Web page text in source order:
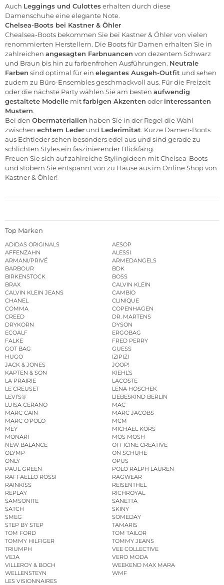
Auch Leggings und Culotteserhalten durch diese
Damenschuheeine elegante Note.
Chelsea-Boots bei Kastner & Öhler
Chealsea-Boots bekommen Sie bei Kastner & Öhlervon vielen
renommierten Herstellern. Die Boots für Damen erhalten Sie in
zahlreichen angesagten Farbnuancen von dezentem Schwarz
und Braun bis hin zu farbenfrohen Ausführungen. Neutrale
Farben sind optimal für ein elegantes Ausgeh-Outfit und sehen
zudem zu Büro-Ensembles geschmackvoll aus. Für die Freizeit
oder die nächste Party wählen Sie am besten aufwendig
gestaltete Modelle mitfarbigen Akzenten oder interessanten
Mustern.
Bei den Obermaterialien haben Sie in der Regel die Wahl
zwischen echtem Leder und Lederimitat. Kurze Damen-Boots
aus Echtleder sehen besonders edel aus und sind gerade zu
schlichten Styles ein faszinierender Blickfang.
Freuen Sie sich auf zahlreiche Stylingideen mit Chelsea-Boots
und stöbern Sie entspannt von zu Hause aus im Online Shop von
Kastner & Öhler!
Top Marken
ADIDAS ORIGINALS
AESOP
AFFENZAHN
ALESSI
ARMANI/PRIVÉ
ARMEDANGELS
BARBOUR
BDK
BIRKENSTOCK
BOSS
BRAX
CALVIN KLEIN
CALVIN KLEIN JEANS
CAMBIO
CHANEL
CLINIQUE
COMMA
COPENHAGEN
CREED
DR. MARTENS
DRYKORN
DYSON
ECOALF
ERGOBAG
FALKE
FRED PERRY
GOT BAG
GUESS
HUGO
IZIPIZI
JACK & JONES
JOOP!
KAPTEN & SON
KIEHL’S
LA PRAIRIE
LACOSTE
LE CREUSET
LENA HOSCHEK
LEVI’S®
LIEBESKIND BERLIN
LUISA CERANO
MAC
MARC CAIN
MARC JACOBS
MARC O’POLO
MCM
MEY
MICHAEL KORS
MONARI
MOS MOSH
NEW BALANCE
OFFICINE CREATIVE
OLYMP
ON SCHUHE
ONLY
OPUS
PAUL GREEN
POLO RALPH LAUREN
RAFFAELLO ROSSI
RAGWEAR
RAINKISS
REISENTHEL
REPLAY
RICHROYAL
SAMSONITE
SANETTA
SATCH
SKINY
SMEG
SOMEDAY
STEP BY STEP
TAMARIS
TOM FORD
TOM TAILOR
TOMMY HILFIGER
TOMMY JEANS
TRIUMPH
VEE COLLECTIVE
VEJA
VERO MODA
VILLEROY & BOCH
WEEKEND MAX MARA
WELLENSTEYN
WMF
LES VISIONNAIRES